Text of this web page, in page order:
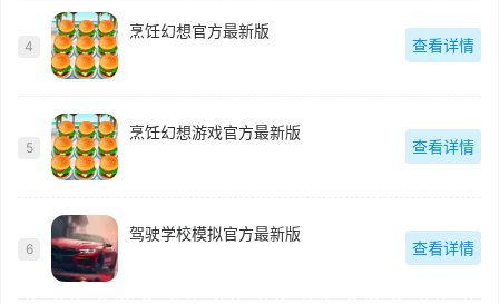
4
烹饪幻想官方最新版
查看详情
5
烹饪幻想游戏官方最新版
查看详情
6
驾驶学校模拟官方最新版
查看详情